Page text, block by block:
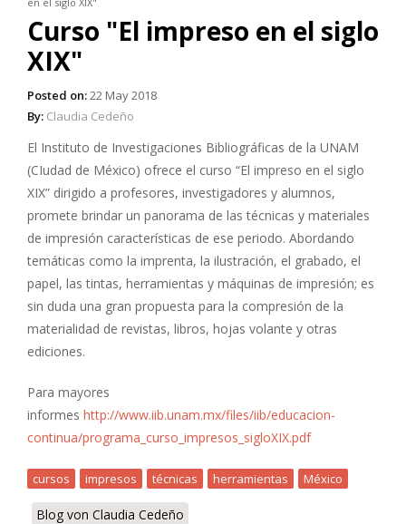
Curso "El impreso en el siglo
XIX"
Posted on:22 May 2018
By: Claudia Cedeño
El Instituto de Investigaciones Bibliográficas de la UNAM
(CIudad de México) ofrece el curso “El impreso en el siglo
XIX” dirigido a profesores, investigadores y alumnos,
promete brindar un panorama de las técnicas y materiales
de impresión características de ese periodo. Abordando
temáticas como la imprenta, la ilustración, el grabado, el
papel, las tintas, herramientas y máquinas de impresión; es
sin duda una gran propuesta para la compresión de la
materialidad de revistas, libros, hojas volante y otras
ediciones.
Para mayores
informes http://www.iib.unam.mx/files/iib/educacion-
continua/programa_curso_impresos_sigloXIX.pdf
cursos impresos técnicas herramientas México
Blog von Claudia Cedeño